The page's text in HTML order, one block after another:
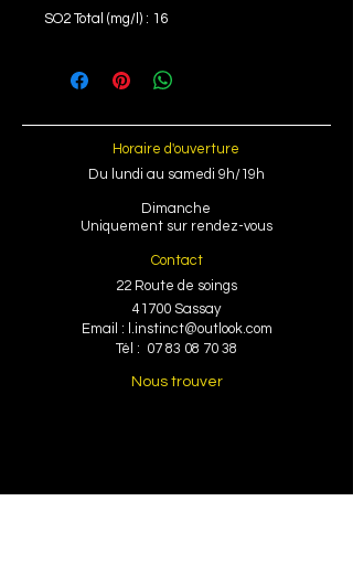
SO2 Total (mg/l) : 16
Horaire d'ouverture
Du lundi au samedi 9h/19h
Dimanche
Uniquement sur rendez-vous
Contact
​22 Route de soings
41700 Sassay
​Email : l.instinct@outlook.com
​Tél : 07 83 08 70 38
Nous trouver